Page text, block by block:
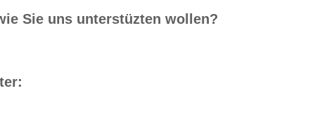
Sie uns unterstüzten wollen?